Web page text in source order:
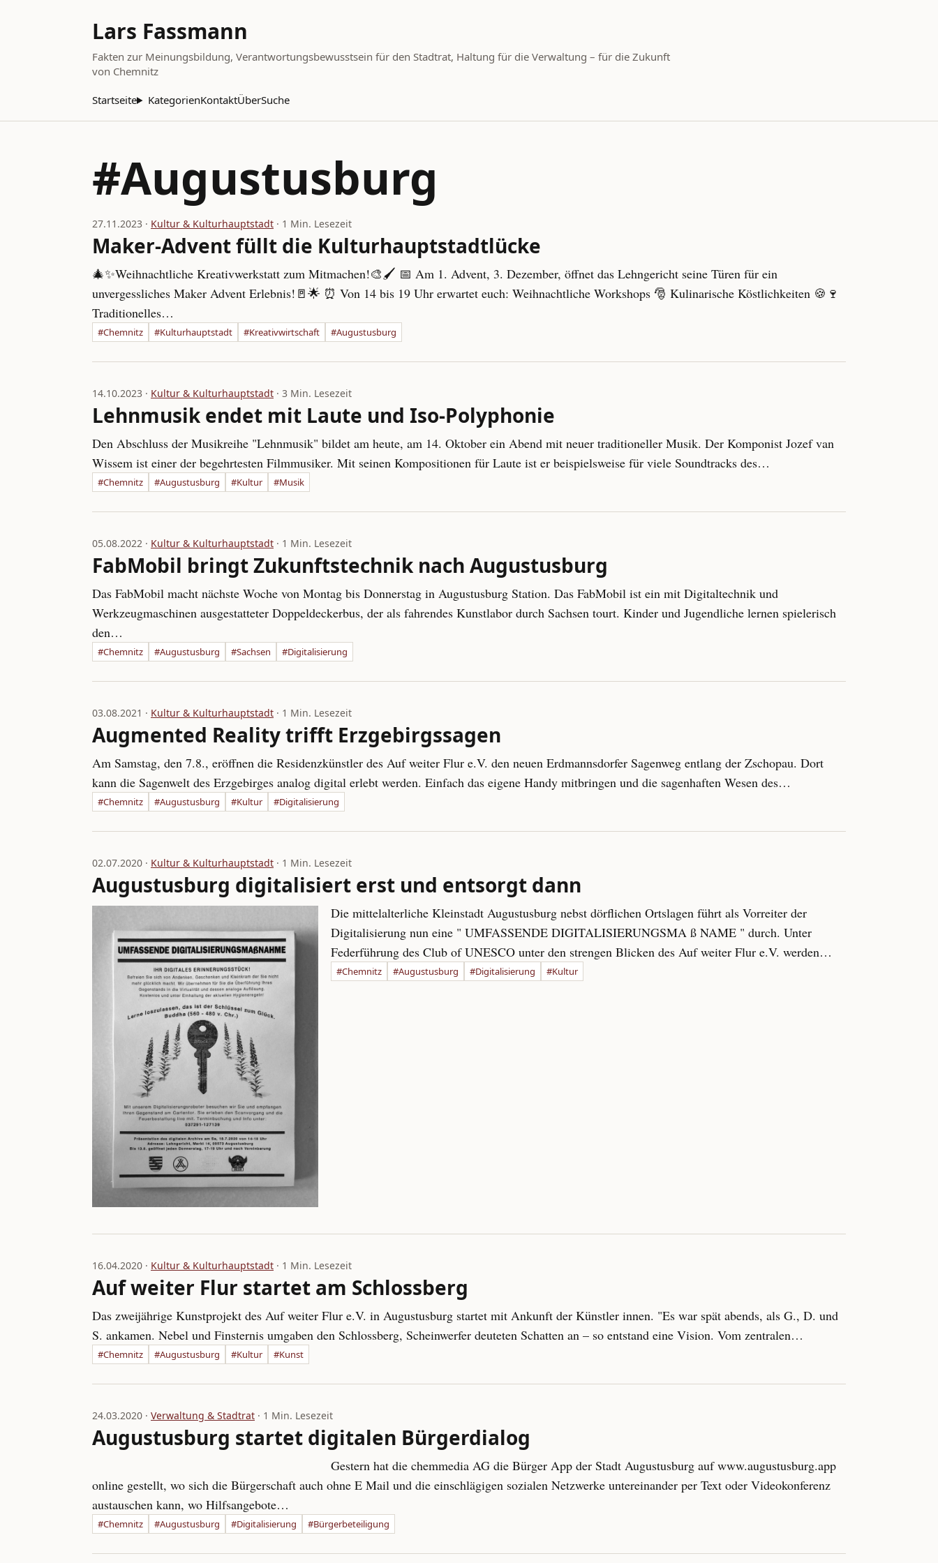
Lars Fassmann
Fakten zur Meinungsbildung, Verantwortungsbewusstsein für den Stadtrat, Haltung für die Verwaltung – für die Zukunft
von Chemnitz
Startseite KategorienKontaktÜberSuche
#Augustusburg
27.11.2023 · Kultur & Kulturhauptstadt · 1 Min. Lesezeit
Maker-Advent füllt die Kulturhauptstadtlücke
🎄✨Weihnachtliche Kreativwerkstatt zum Mitmachen!🎨🖌️ 📅 Am 1. Advent, 3. Dezember, öffnet das Lehngericht seine Türen für ein
unvergessliches Maker Advent Erlebnis!🚪🌟 ⏰ Von 14 bis 19 Uhr erwartet euch: Weihnachtliche Workshops 🎅 Kulinarische Köstlichkeiten 🍪🍷
Traditionelles…
#Chemnitz #Kulturhauptstadt #Kreativwirtschaft #Augustusburg
14.10.2023 · Kultur & Kulturhauptstadt · 3 Min. Lesezeit
Lehnmusik endet mit Laute und Iso-Polyphonie
Den Abschluss der Musikreihe "Lehnmusik" bildet am heute, am 14. Oktober ein Abend mit neuer traditioneller Musik. Der Komponist Jozef van
Wissem ist einer der begehrtesten Filmmusiker. Mit seinen Kompositionen für Laute ist er beispielsweise für viele Soundtracks des…
#Chemnitz #Augustusburg #Kultur #Musik
05.08.2022 · Kultur & Kulturhauptstadt · 1 Min. Lesezeit
FabMobil bringt Zukunftstechnik nach Augustusburg
Das FabMobil macht nächste Woche von Montag bis Donnerstag in Augustusburg Station. Das FabMobil ist ein mit Digitaltechnik und
Werkzeugmaschinen ausgestatteter Doppeldeckerbus, der als fahrendes Kunstlabor durch Sachsen tourt. Kinder und Jugendliche lernen spielerisch
den…
#Chemnitz #Augustusburg #Sachsen #Digitalisierung
03.08.2021 · Kultur & Kulturhauptstadt · 1 Min. Lesezeit
Augmented Reality trifft Erzgebirgssagen
Am Samstag, den 7.8., eröffnen die Residenzkünstler des Auf weiter Flur e.V. den neuen Erdmannsdorfer Sagenweg entlang der Zschopau. Dort
kann die Sagenwelt des Erzgebirges analog digital erlebt werden. Einfach das eigene Handy mitbringen und die sagenhaften Wesen des…
#Chemnitz #Augustusburg #Kultur #Digitalisierung
02.07.2020 · Kultur & Kulturhauptstadt · 1 Min. Lesezeit
Augustusburg digitalisiert erst und entsorgt dann
Die mittelalterliche Kleinstadt Augustusburg nebst dörflichen Ortslagen führt als Vorreiter der
Digitalisierung nun eine " UMFASSENDE DIGITALISIERUNGSMA ß NAME " durch. Unter
Federführung des Club of UNESCO unter den strengen Blicken des Auf weiter Flur e.V. werden…
#Chemnitz #Augustusburg #Digitalisierung #Kultur
16.04.2020 · Kultur & Kulturhauptstadt · 1 Min. Lesezeit
Auf weiter Flur startet am Schlossberg
Das zweijährige Kunstprojekt des Auf weiter Flur e.V. in Augustusburg startet mit Ankunft der Künstler innen. "Es war spät abends, als G., D. und
S. ankamen. Nebel und Finsternis umgaben den Schlossberg, Scheinwerfer deuteten Schatten an – so entstand eine Vision. Vom zentralen…
#Chemnitz #Augustusburg #Kultur #Kunst
24.03.2020 · Verwaltung & Stadtrat · 1 Min. Lesezeit
Augustusburg startet digitalen Bürgerdialog
Gestern hat die chemmedia AG die Bürger App der Stadt Augustusburg auf www.augustusburg.app
online gestellt, wo sich die Bürgerschaft auch ohne E Mail und die einschlägigen sozialen Netzwerke untereinander per Text oder Videokonferenz
austauschen kann, wo Hilfsangebote…
#Chemnitz #Augustusburg #Digitalisierung #Bürgerbeteiligung